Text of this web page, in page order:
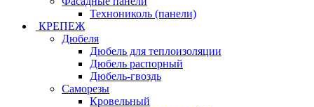
Технониколь (панели)
КРЕПЕЖ
Дюбеля
Дюбель для теплоизоляции
Дюбель распорный
Дюбель-гвоздь
Саморезы
Кровельный